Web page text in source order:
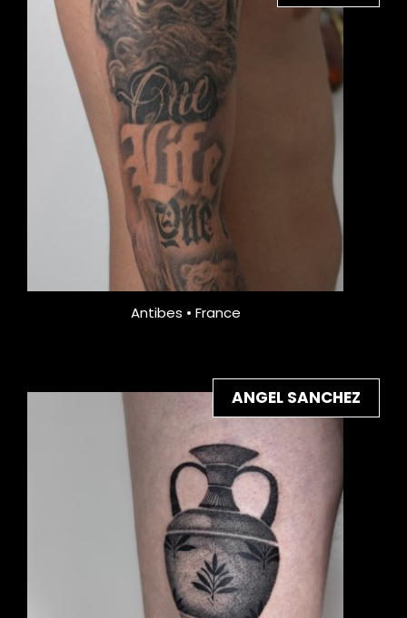
Antibes • France
ANGEL SANCHEZ